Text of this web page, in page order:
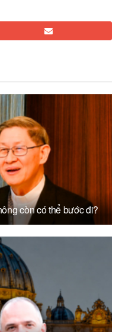
còn có thể bước đi?